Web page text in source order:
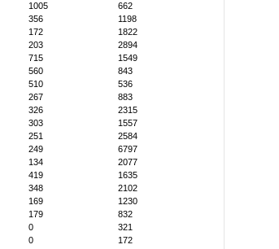
1005
662
356
1198
172
1822
203
2894
715
1549
560
843
510
536
267
883
326
2315
303
1557
251
2584
249
6797
134
2077
419
1635
348
2102
169
1230
179
832
0
321
0
172